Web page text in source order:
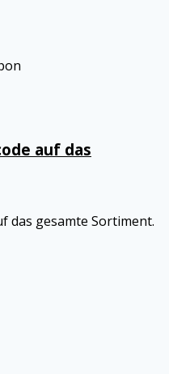
auf das
das gesamte Sortiment.